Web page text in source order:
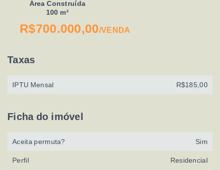
Área Construída
100 m²
R$700.000,00/VENDA
Taxas
IPTU Mensal R$185,00
Ficha do imóvel
Aceita permuta? Sim
Perfil Residencial